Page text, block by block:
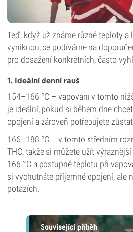
Teď, když už známe různé teploty a
vyniknou, se podíváme na
pro dosažení konkrétních, často
1. Ideální denní rauš
154–166 °C – vapování v tomto
je ideální, pokud si během dne
opojení a zároveň potřebujete
166–188 °C – v tomto středním
THC, takže si můžete užít
166 °C a postupně teplotu při
si vychutnáte příjemné opojení, ale
potazích.
Související příběh